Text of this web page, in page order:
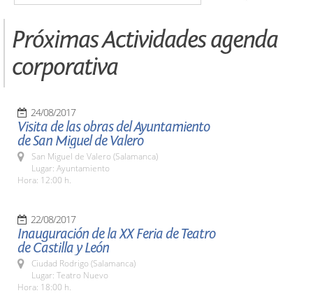
Próximas Actividades agenda
corporativa
24/08/2017
Visita de las obras del Ayuntamiento
de San Miguel de Valero
San Miguel de Valero (Salamanca)
Lugar: Ayuntamiento
Hora: 12:00 h.
22/08/2017
Inauguración de la XX Feria de Teatro
de Castilla y León
Ciudad Rodrigo (Salamanca)
Lugar: Teatro Nuevo
Hora: 18:00 h.